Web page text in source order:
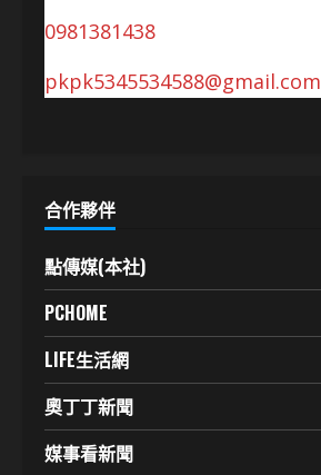
0981381438
pkpk5345534588@gmail.com
合作夥伴
點傳媒(本社)
PCHOME
LIFE生活網
奧丁丁新聞
媒事看新聞